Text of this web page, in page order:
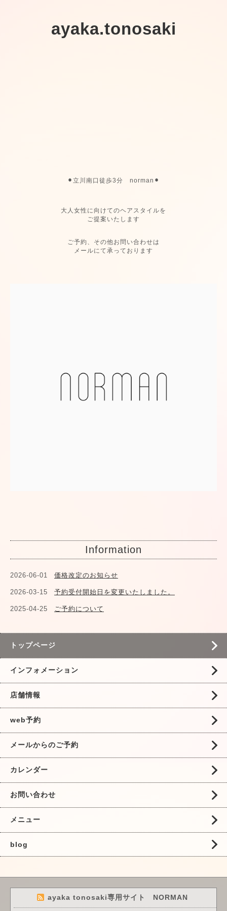
ayaka.tonosaki
⚫︎立川南口徒歩3分 norman⚫︎
大人女性に向けてのヘアスタイルを
ご提案いたします
ご予約、その他お問い合わせは
メールにて承っております
Information
2026-06-01 価格改定のお知らせ
2026-03-15 予約受付開始日を変更いたしました。
2025-04-25 ご予約について
トップページ
インフォメーション
店舗情報
web予約
メールからのご予約
カレンダー
お問い合わせ
メニュー
blog
ayaka tonosaki専用サイト NORMAN